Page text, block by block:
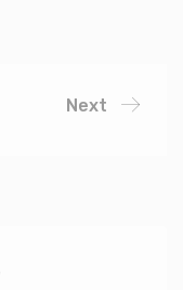
Next